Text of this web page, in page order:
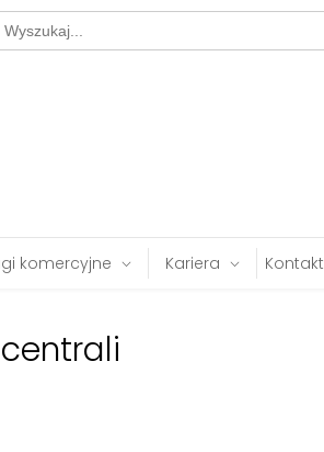
for:
komercyjne Kariera Kontakt